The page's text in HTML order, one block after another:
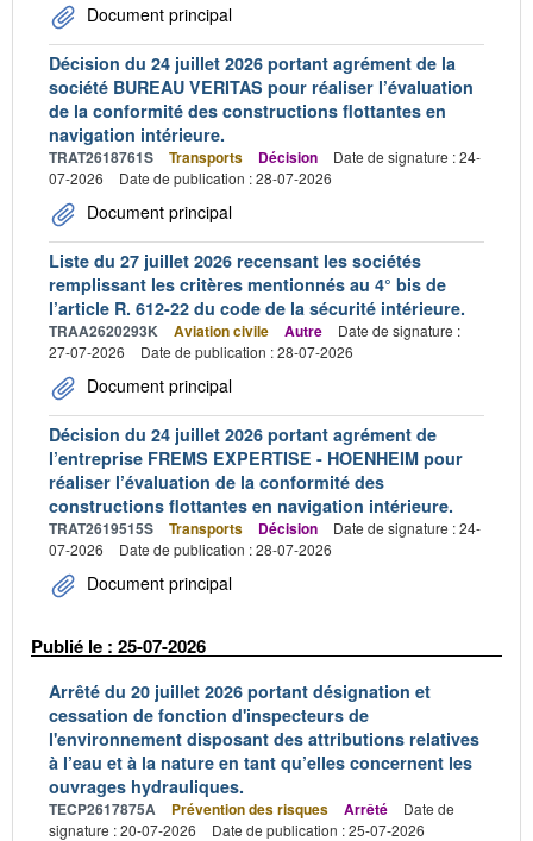
Document principal
Décision du 24 juillet 2026 portant agrément de la
société BUREAU VERITAS pour réaliser l’évaluation
de la conformité des constructions flottantes en
navigation intérieure.
TRAT2618761S Transports Décision
Date de signature : 24-
07-2026
Date de publication : 28-07-2026
Document principal
Liste du 27 juillet 2026 recensant les sociétés
remplissant les critères mentionnés au 4° bis de
l’article R. 612-22 du code de la sécurité intérieure.
TRAA2620293K Aviation civile Autre
Date de signature :
27-07-2026
Date de publication : 28-07-2026
Document principal
Décision du 24 juillet 2026 portant agrément de
l’entreprise FREMS EXPERTISE - HOENHEIM pour
réaliser l’évaluation de la conformité des
constructions flottantes en navigation intérieure.
TRAT2619515S Transports Décision
Date de signature : 24-
07-2026
Date de publication : 28-07-2026
Document principal
Publié le : 25-07-2026
Arrêté du 20 juillet 2026 portant désignation et
cessation de fonction d'inspecteurs de
l'environnement disposant des attributions relatives
à l’eau et à la nature en tant qu’elles concernent les
ouvrages hydrauliques.
TECP2617875A Prévention des risques Arrêté
Date de
signature : 20-07-2026
Date de publication : 25-07-2026